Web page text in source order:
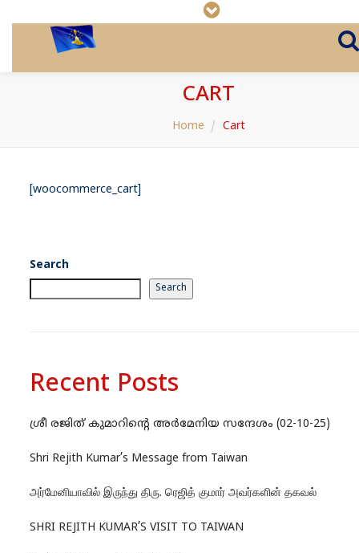
CART
Home Cart
[woocommerce_cart]
Search
Search
Recent Posts
ശ്രീ രജിത് കുമാറിന്റെ അർമേനിയ സന്ദേശം (02-10-25)
Shri Rejith Kumar’s Message from Taiwan
அர்மேனியாவில் இருந்து திரு. ரெஜித் குமார் அவர்களின் தகவல்
SHRI REJITH KUMAR’S VISIT TO TAIWAN